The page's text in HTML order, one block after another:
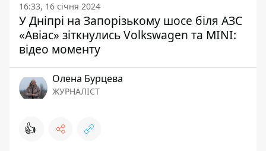
16:33, 16 січня 2024
У Дніпрі на Запорізькому шосе біля АЗС
«Авіас» зіткнулись Volkswagen та MINI:
відео моменту
Олена Бурцева
ЖУРНАЛІСТ
👍